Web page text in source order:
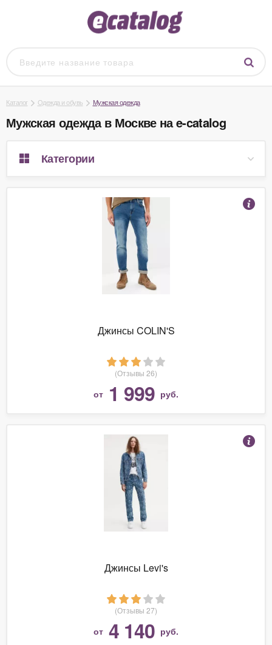
Каталог Одежда и обувь Мужская одежда
Мужская одежда в Москве на e-catalog
Категории
Джинсы COLIN'S
(Отзывы 26)
от 1 999 руб.
Джинсы Levi's
(Отзывы 27)
от 4 140 руб.